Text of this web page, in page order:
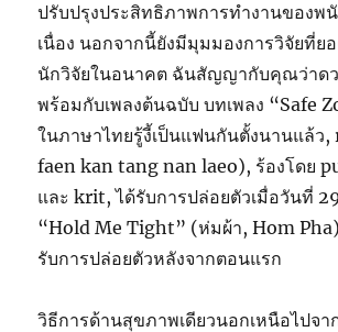
ปรับปรุงประสิทธิภาพการทำงานของพ
เนื่อง นอกจากนี้ยังมีมุมมองการวิจัยที่ย
นักวิจัยในอนาคต ฉันสัญญากับคุณว่าด
พร้อมกับเพลงต้นฉบับ บทเพลง “Safe
ในภาษาไทยรู้งี้เป็นแฟนกันตั้งนานแล้ว
faen kan tang nan laeo), ร้องโดย
และ krit, ได้รับการปล่อยตัวเมื่อวันที่
“Hold Me Tight” (ห่มผ้า, Hom
รับการปล่อยตัวหลังจากตอนแรก
วิธีการด้านสุขภาพเดียวนอกเหนือไปจา